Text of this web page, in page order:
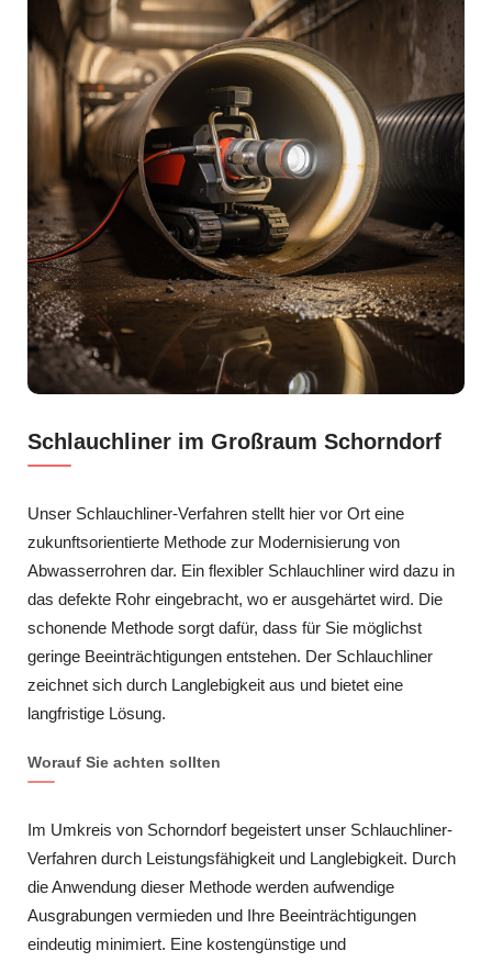
Schlauchliner im Großraum Schorndorf
Unser Schlauchliner-Verfahren stellt hier vor Ort eine
zukunftsorientierte Methode zur Modernisierung von
Abwasserrohren dar. Ein flexibler Schlauchliner wird dazu in
das defekte Rohr eingebracht, wo er ausgehärtet wird. Die
schonende Methode sorgt dafür, dass für Sie möglichst
geringe Beeinträchtigungen entstehen. Der Schlauchliner
zeichnet sich durch Langlebigkeit aus und bietet eine
langfristige Lösung.
Worauf Sie achten sollten
Im Umkreis von Schorndorf begeistert unser Schlauchliner-
Verfahren durch Leistungsfähigkeit und Langlebigkeit. Durch
die Anwendung dieser Methode werden aufwendige
Ausgrabungen vermieden und Ihre Beeinträchtigungen
eindeutig minimiert. Eine kostengünstige und